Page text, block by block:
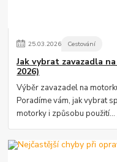
25.03.2026 Cestování
Jak vybrat zavazadla
2026)
Výběr zavazadel na
Poradíme vám, jak vybrat
motorky i způsobu použití...